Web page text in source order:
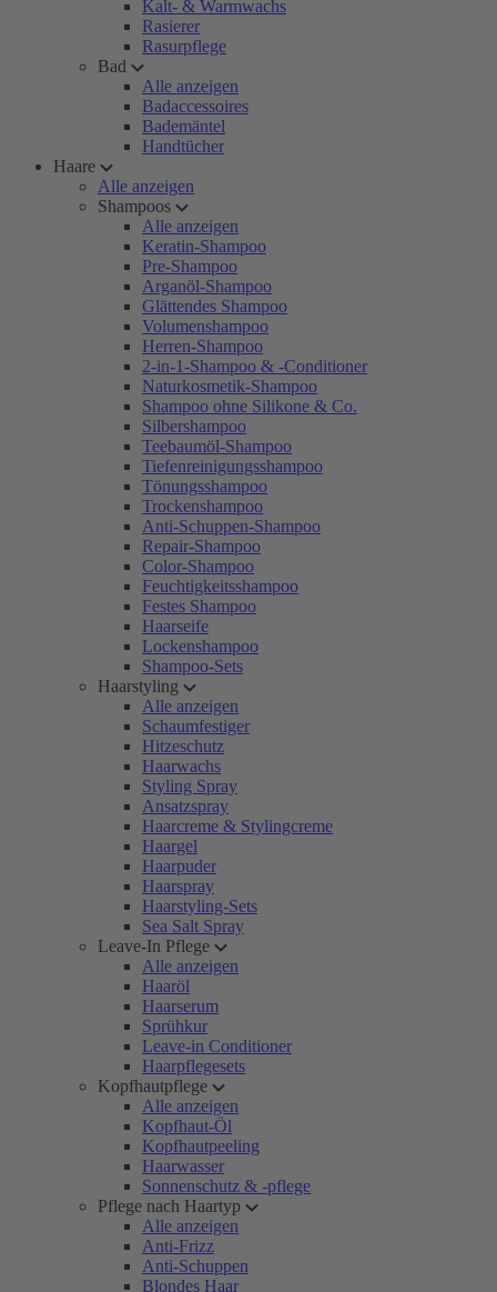
Kalt- & Warmwachs
Rasierer
Rasurpflege
Bad
Alle anzeigen
Badaccessoires
Bademäntel
Handtücher
Haare
Alle anzeigen
Shampoos
Alle anzeigen
Keratin-Shampoo
Pre-Shampoo
Arganöl-Shampoo
Glättendes Shampoo
Volumenshampoo
Herren-Shampoo
2-in-1-Shampoo & -Conditioner
Naturkosmetik-Shampoo
Shampoo ohne Silikone & Co.
Silbershampoo
Teebaumöl-Shampoo
Tiefenreinigungsshampoo
Tönungsshampoo
Trockenshampoo
Anti-Schuppen-Shampoo
Repair-Shampoo
Color-Shampoo
Feuchtigkeitsshampoo
Festes Shampoo
Haarseife
Lockenshampoo
Shampoo-Sets
Haarstyling
Alle anzeigen
Schaumfestiger
Hitzeschutz
Haarwachs
Styling Spray
Ansatzspray
Haarcreme & Stylingcreme
Haargel
Haarpuder
Haarspray
Haarstyling-Sets
Sea Salt Spray
Leave-In Pflege
Alle anzeigen
Haaröl
Haarserum
Sprühkur
Leave-in Conditioner
Haarpflegesets
Kopfhautpflege
Alle anzeigen
Kopfhaut-Öl
Kopfhautpeeling
Haarwasser
Sonnenschutz & -pflege
Pflege nach Haartyp
Alle anzeigen
Anti-Frizz
Anti-Schuppen
Blondes Haar